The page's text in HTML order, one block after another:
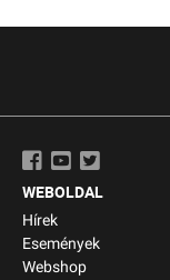
WEBOLDAL
Hírek
Események
Webshop